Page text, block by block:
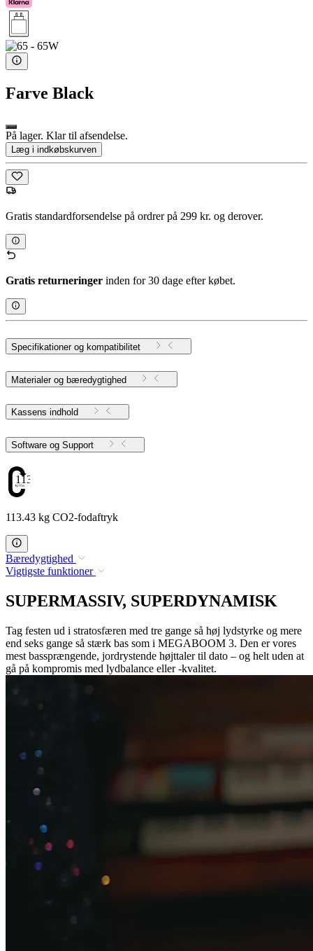
Farve Black
På lager. Klar til afsendelse.
Læg i indkøbskurven
Gratis standardforsendelse på ordrer på 299 kr. og derover.
Gratis returneringer inden for 30 dage efter købet.
Specifikationer og kompatibilitet
Materialer og bæredygtighed
Kassens indhold
Software og Support
113.43
113.43 kg CO2-fodaftryk
Bæredygtighed
Vigtigste funktioner
SUPERMASSIV, SUPERDYNAMISK
Tag festen ud i stratosfæren med tre gange så høj lydstyrke og mere
end seks gange så stærk bas som i MEGABOOM 3. Den er vores
mest bassprængende, jordrystende højttaler til dato – og helt uden at
gå på kompromis med lydbalance eller -kvalitet.